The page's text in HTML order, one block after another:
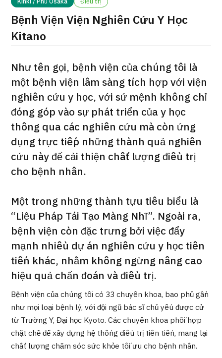
TOP
Gói dịch vụ ý kiến y tế thứ hai cho bệnh nhân
治療 治療
2026.01.12
Bệnh Viện Viện Nghiên Cứu Y Học
Kitano
Như tên gọi, bệnh viện của chúng tôi là
một bệnh viện lâm sàng tích hợp với viện
nghiên cứu y học, với sứ mệnh không chỉ
đóng góp vào sự phát triển của y học
thông qua các nghiên cứu mà còn ứng
dụng trực tiếp những thành quả nghiên
cứu này để cải thiện chất lượng điều trị
cho bệnh nhân.
Một trong những thành tựu tiêu biểu là
“Liệu Pháp Tái Tạo Màng Nhĩ”. Ngoài ra,
bệnh viện còn đặc trưng bởi việc đẩy
mạnh nhiều dự án nghiên cứu y học tiên
tiến khác, nhằm không ngừng nâng cao
hiệu quả chẩn đoán và điều trị.
Bệnh viện của chúng tôi có 33 chuyên khoa, bao phủ gần
như mọi loại bệnh lý, với đội ngũ bác sĩ chủ yếu được cử
từ Trường Y, Đại học Kyoto. Các chuyên khoa phối hợp
chặt chẽ để xây dựng hệ thống điều trị tiên tiến, mang lại
chất lượng chăm sóc sức khỏe tối ưu cho bệnh nhân.